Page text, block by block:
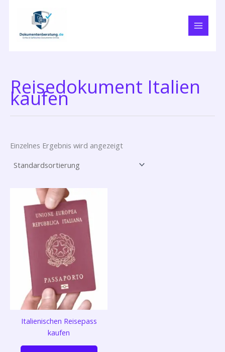
Reisedokument Italien
kaufen
Einzelnes Ergebnis wird angezeigt
Italienischen Reisepass
kaufen